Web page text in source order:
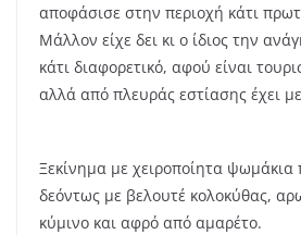
αποφάσισε στην περιοχή κάτι
Μάλλον είχε δει κι ο ίδιος την
κάτι διαφορετικό, αφού είναι
αλλά από πλευράς εστίασης έχει
Ξεκίνημα με χειροποίητα
δεόντως με βελουτέ κολοκύθας,
κύμινο και αφρό από αμαρέτο.